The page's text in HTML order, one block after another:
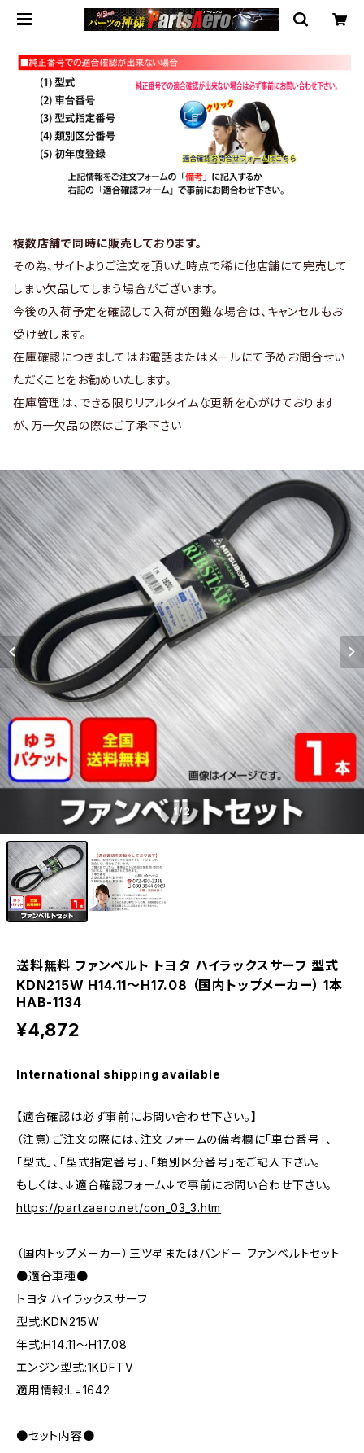
複数店舗で同時に販売しております。
その為、サイトよりご注文を頂いた時点で稀に他店舗にて完売して
しまい欠品してしまう場合がございます。
今後の入荷予定を確認して入荷が困難な場合は、キャンセルもお
受け致します。
在庫確認につきましてはお電話またはメールにて予めお問合せい
ただくことをお勧めいたします。
在庫管理は、できる限りリアルタイムな更新を心がけております
が、万一欠品の際はご了承下さい
1/2
送料無料 ファンベルト トヨタ ハイラックスサーフ 型式
KDN215W H14.11～H17.08 （国内トップメーカー） 1本
HAB-1134
¥4,872
International shipping available
【適合確認は必ず事前にお問い合わせ下さい。】
（注意）ご注文の際には、注文フォームの備考欄に「車台番号」、
「型式」、「型式指定番号」、「類別区分番号」をご記入下さい。
もしくは、↓適合確認フォーム↓で事前にお問い合わせ下さい。
https://partzaero.net/con_03_3.htm
（国内トップメーカー）三ツ星またはバンドー ファンベルトセット
●適合車種●
トヨタ ハイラックスサーフ
型式:KDN215W
年式:H14.11～H17.08
エンジン型式:1KDFTV
適用情報:L=1642
●セット内容●